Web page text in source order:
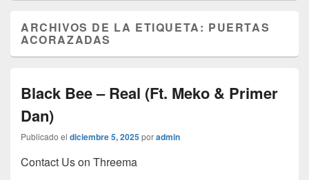
ARCHIVOS DE LA ETIQUETA: PUERTAS
ACORAZADAS
Black Bee – Real (Ft. Meko & Primer
Dan)
Publicado el diciembre 5, 2025poradmin
Contact Us on Threema